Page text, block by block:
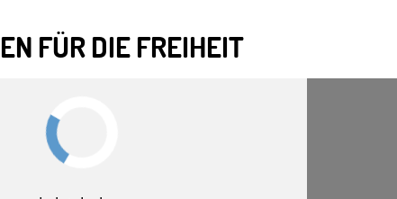
FÜR DIE FREIHEIT